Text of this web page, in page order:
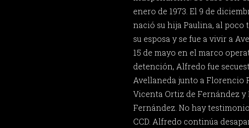
enero de 1973. El 9 de
nació su hija Paulina, al poco
su esposa y se fue a vivir a
15 de mayo en el marco
detención, Alfredo fue
Avellaneda junto a Florencio
Vicenta Ortiz de Fernández y
Fernández. No hay
CCD. Alfredo continúa